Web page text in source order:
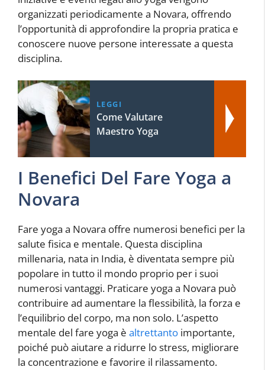
organizzati periodicamente a Novara, offrendo
l’opportunità di approfondire la propria pratica e
conoscere nuove persone interessate a questa
disciplina.
LEGGI
Come Valutare
Maestro Yoga
I Benefici Del Fare Yoga a
Novara
Fare yoga a Novara offre numerosi benefici per la
salute fisica e mentale. Questa disciplina
millenaria, nata in India, è diventata sempre più
popolare in tutto il mondo proprio per i suoi
numerosi vantaggi. Praticare yoga a Novara può
contribuire ad aumentare la flessibilità, la forza e
l’equilibrio del corpo, ma non solo. L’aspetto
mentale del fare yoga è altrettanto importante,
poiché può aiutare a ridurre lo stress, migliorare
la concentrazione e favorire il rilassamento.